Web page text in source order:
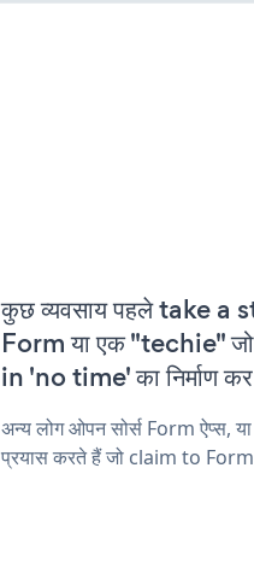
कुछ व्यवसाय पहले take a
Form या एक "techie" जो
in 'no time' का निर्माण
अन्य लोग ओपन सोर्स Form ऐप्स,
प्रयास करते हैं जो claim to